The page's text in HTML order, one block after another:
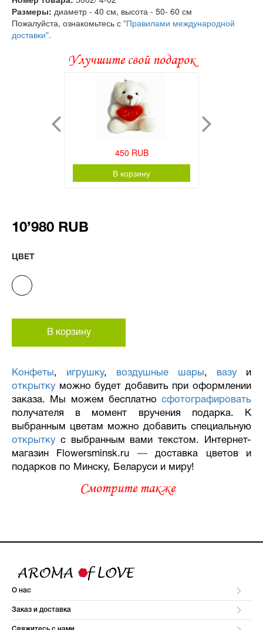
Размеры: диаметр - 40 см, высота - 50- 60 см
Пожалуйста, ознакомьтесь с "Правилами международной
доставки".
Улучшите свой подарок
450 RUB
В корзину
10’980 RUB
ЦВЕТ
В корзину
Конфеты, игрушку, воздушные шары, вазу и
открытку можно будет добавить при оформлении
заказа. Мы можем бесплатно сфотографировать
получателя в момент вручения подарка. К
выбранным цветам можно добавить специальную
открытку с выбранным вами текстом. Интернет-
магазин Flowersminsk.ru —доставка цветов и
подарков по Минску, Беларуси и миру!
Смотрите также
О нас
Заказ и доставка